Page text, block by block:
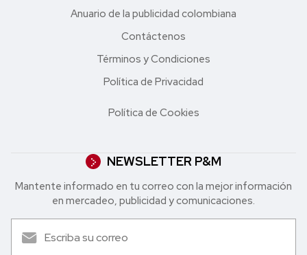
Anuario de la publicidad colombiana
Contáctenos
Términos y Condiciones
Política de Privacidad
Política de Cookies
NEWSLETTER P&M
Mantente informado en tu correo con la mejor in formación
en mercadeo, publicidad y comunicaciones.